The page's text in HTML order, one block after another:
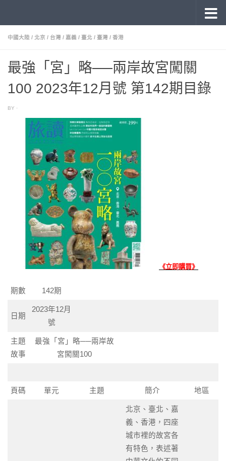
中國大陸 / 北京 / 台灣 / 嘉義 / 臺北 / 臺灣 / 香港
最強「宮」略──兩岸故宮闖關
100 2023年12月號 第142期目錄
BY ·
《立即購買》
期數 142期
日期
2023年12月
號
主題
故事
最強「宮」略──兩岸故
宮闖關100
頁碼 單元 主題 簡介 地區
北京、臺北、嘉
義、香港，四座
城市裡的故宮各
有特色，表述著